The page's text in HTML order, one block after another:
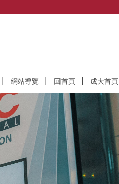
網站導覽 回首頁 成大首頁